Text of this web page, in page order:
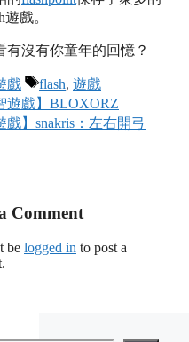
戲。
有沒有你童年的回憶？
戲 Tags
flash, 遊戲
遊戲】BLOXORZ
戲】snakris：左右開弓
Comment
be logged in to post a